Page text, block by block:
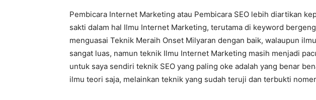
Pembicara Internet Marketing atau Pembicara SEO lebih diartikan
sakti dalam hal Ilmu Internet Marketing, terutama di keyword
menguasai Teknik Meraih Onset Milyaran dengan baik, walaupun
sangat luas, namun teknik Ilmu Internet Marketing masih menjadi
untuk saya sendiri teknik SEO yang paling oke adalah yang benar
ilmu teori saja, melainkan teknik yang sudah teruji dan terbukti